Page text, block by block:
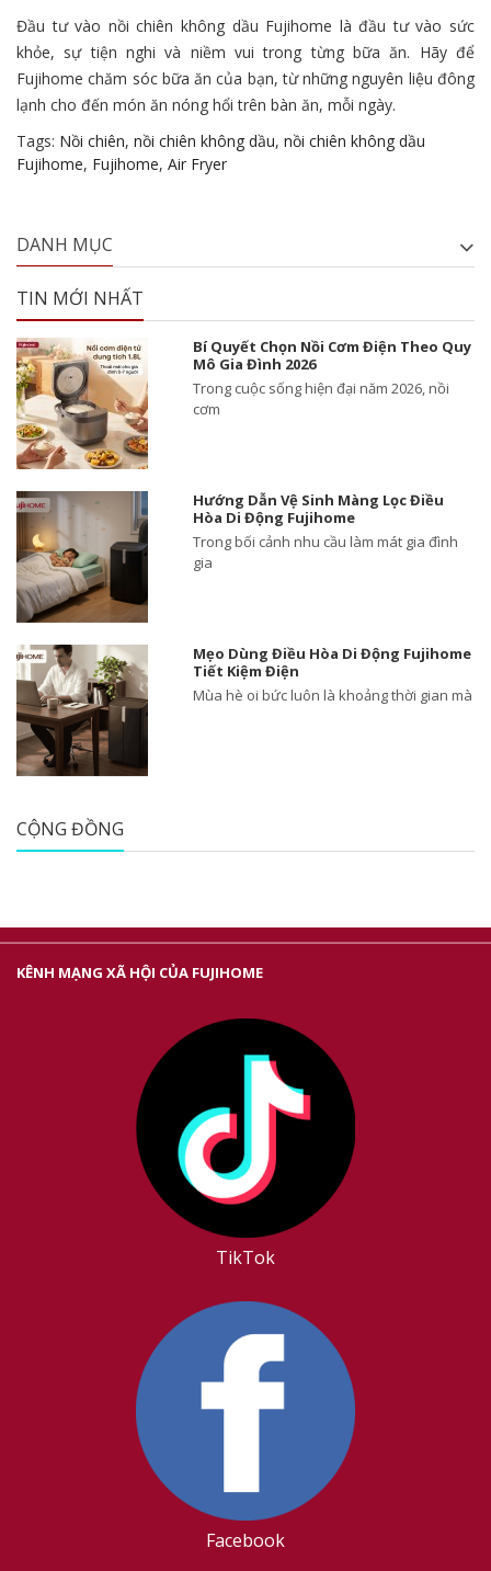
Đầu tư vào nồi chiên không dầu Fujihome là đầu tư vào sức
khỏe, sự tiện nghi và niềm vui trong từng bữa ăn. Hãy để
Fujihome chăm sóc bữa ăn của bạn, từ những nguyên liệu đông
lạnh cho đến món ăn nóng hổi trên bàn ăn, mỗi ngày.
Tags: Nồi chiên, nồi chiên không dầu, nồi chiên không dầu
Fujihome, Fujihome, Air Fryer
DANH MỤC
TIN MỚI NHẤT
Bí Quyết Chọn Nồi Cơm Điện Theo Quy
Mô Gia Đình 2026
Trong cuộc sống hiện đại năm 2026, nồi
cơm
Hướng Dẫn Vệ Sinh Màng Lọc Điều
Hòa Di Động Fujihome
Trong bối cảnh nhu cầu làm mát gia đình
gia
Mẹo Dùng Điều Hòa Di Động Fujihome
Tiết Kiệm Điện
Mùa hè oi bức luôn là khoảng thời gian mà
CỘNG ĐỒNG
KÊNH MẠNG XÃ HỘI CỦA FUJIHOME
TikTok
Facebook